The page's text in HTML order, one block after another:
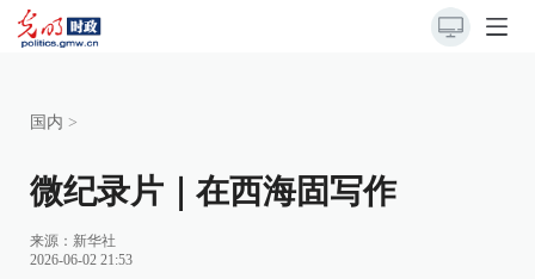
国内 >
微纪录片｜在西海固写作
来源： 新华社
2026-06-02 21:53